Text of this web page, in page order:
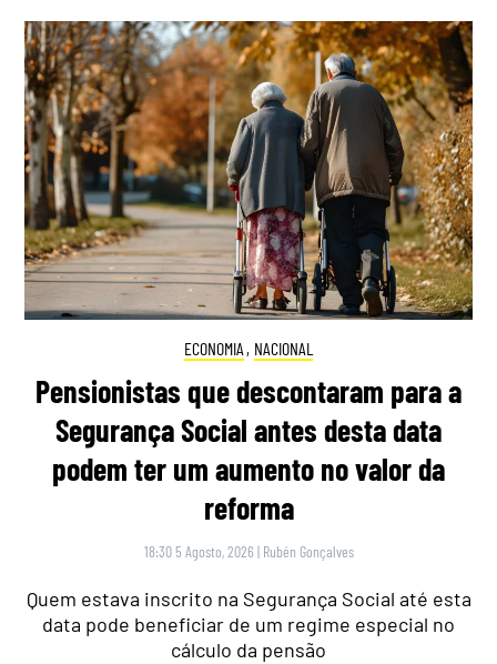
ECONOMIA , NACIONAL
Pensionistas que descontaram para a
Segurança Social antes desta data
podem ter um aumento no valor da
reforma
18:30 5 Agosto, 2026 | Rubén Gonçalves
Quem estava inscrito na Segurança Social até esta
data pode beneficiar de um regime especial no
cálculo da pensão